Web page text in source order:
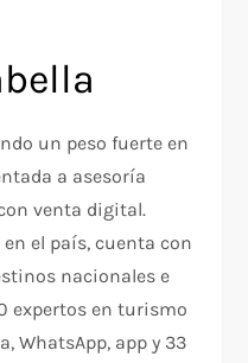
un peso fuerte en
a asesoría
venta digital.
el país, cuenta con
nacionales e
expertos en turismo
WhatsApp, app y 33